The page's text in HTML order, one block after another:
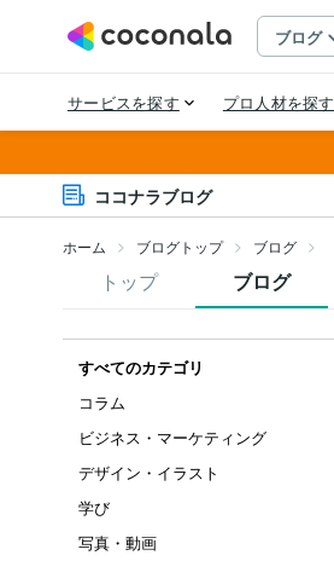
ココナラブログ
ホーム ブログトップ ブログ
トップ ブログ
すべてのカテゴリ
コラム
ビジネス・マーケティング
デザイン・イラスト
学び
写真・動画